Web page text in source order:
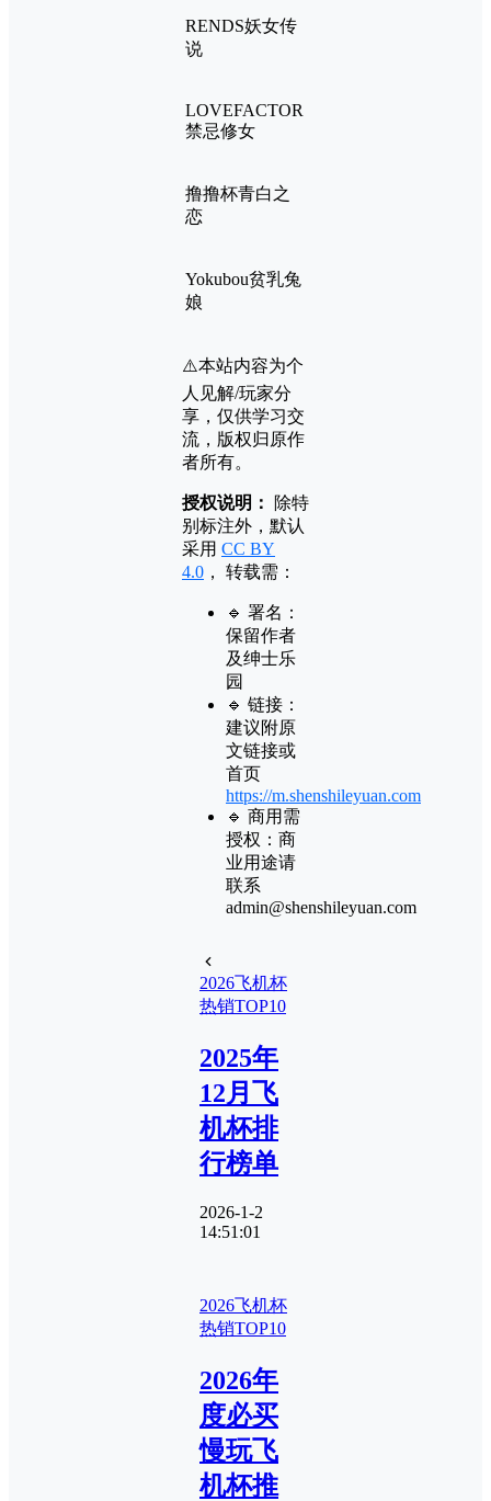
RENDS妖女传
说
LOVEFACTOR
禁忌修女
撸撸杯青白之
恋
Yokubou贫乳兔
娘
⚠️本站内容为个
人见解/玩家分
享，仅供学习交
流，版权归原作
者所有。
授权说明：
除特
别标注外，默认
采用 CC BY
4.0 ， 转载需：
🔹 署名：
保留作者
及绅士乐
园
🔹 链接：
建议附原
文链接或
首页
https://m.shenshileyuan.com
🔹 商用需
授权：商
业用途请
联系
admin@shenshileyuan.com
2026飞机杯
热销TOP10
2025年
12月飞
机杯排
行榜单
2026-1-2
14:51:01
2026飞机杯
热销TOP10
2026年
度必买
慢玩飞
机杯推